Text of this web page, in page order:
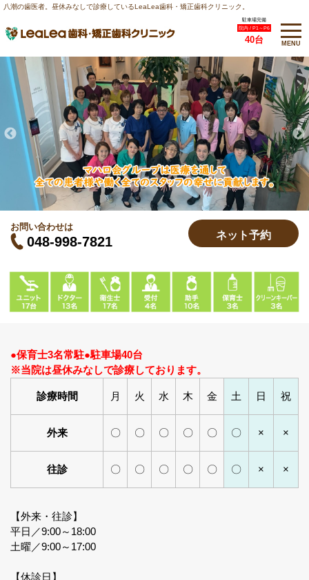
八潮の歯医者。昼休みなしで診療しているLeaLea歯科・矯正歯科クリニック。
駐車場完備
院内 / P1～P6
40台 MENU
お問い合わせは
048-998-7821 ネット予約
【外来・往診】
平日／9:00～18:00
土曜／9:00～17:00
【休診日】
●保育士3名常駐●駐車場40台
※当院は昼休みなしで診療しております。
診療時間 月 火 水 木 金 土 日 祝
外来 〇 〇 〇 〇 〇 〇 × ×
往診 〇 〇 〇 〇 〇 〇 × ×